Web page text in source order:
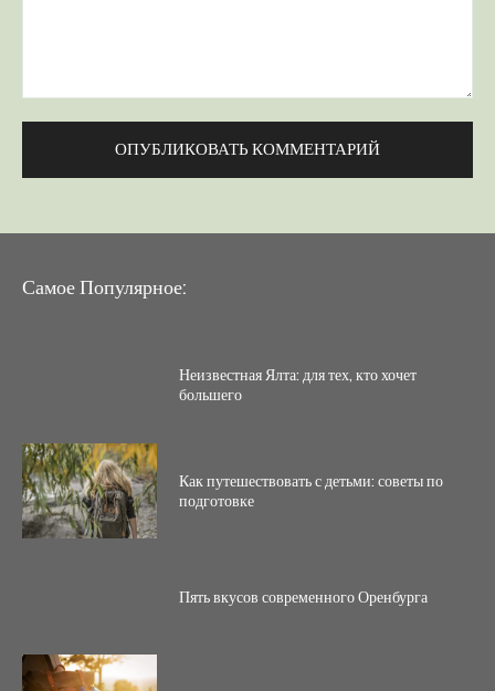
Самое Популярное:
Неизвестная Ялта: для тех, кто хочет
большего
Как путешествовать с детьми: советы по
подготовке
Пять вкусов современного Оренбурга